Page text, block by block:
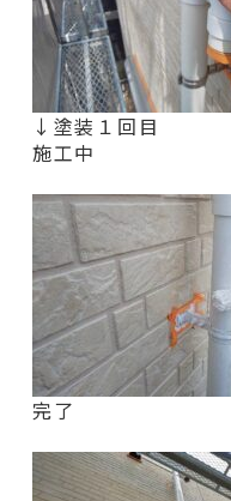
↓塗装１回目
施工中
完了